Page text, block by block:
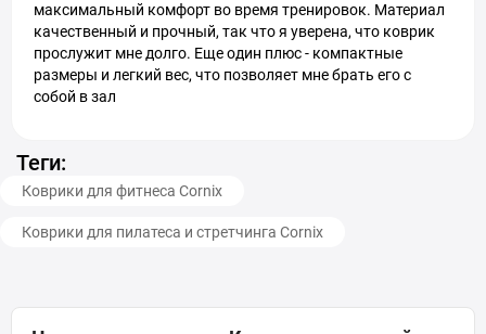
максимальный комфорт во время тренировок. Материал
качественный и прочный, так что я уверена, что коврик
прослужит мне долго. Еще один плюс - компактные
размеры и легкий вес, что позволяет мне брать его с
собой в зал
Теги:
Коврики для фитнеса Cornix
Коврики для пилатеса и стретчинга Cornix